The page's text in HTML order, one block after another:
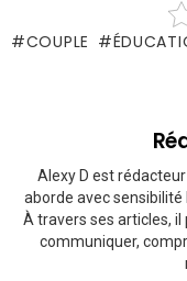
COUPLE
Alexy D est
aborde avec sensibilité
À travers ses articles,
communiquer,